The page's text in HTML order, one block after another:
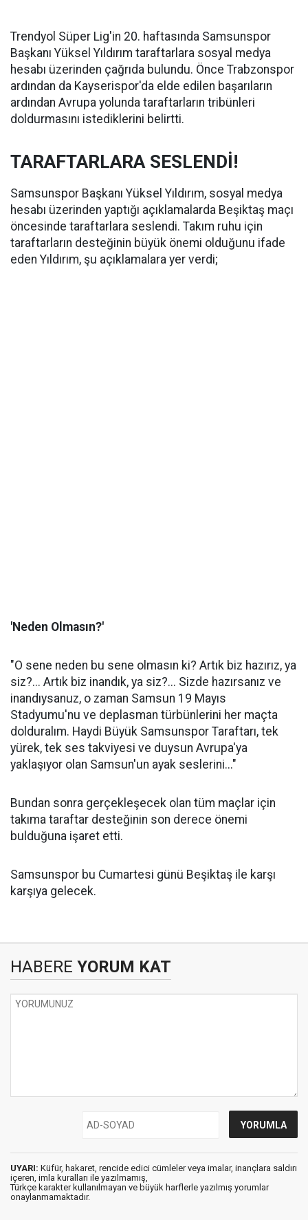
Trendyol Süper Lig'in 20. haftasında Samsunspor
Başkanı Yüksel Yıldırım taraftarlara sosyal medya
hesabı üzerinden çağrıda bulundu. Önce Trabzonspor
ardından da Kayserispor'da elde edilen başarıların
ardından Avrupa yolunda taraftarların tribünleri
doldurmasını istediklerini belirtti.
TARAFTARLARA SESLENDİ!
Samsunspor Başkanı Yüksel Yıldırım, sosyal medya
hesabı üzerinden yaptığı açıklamalarda Beşiktaş maçı
öncesinde taraftarlara seslendi. Takım ruhu için
taraftarların desteğinin büyük önemi olduğunu ifade
eden Yıldırım, şu açıklamalara yer verdi;
'Neden Olmasın?'
"O sene neden bu sene olmasın ki? Artık biz hazırız, ya
siz?... Artık biz inandık, ya siz?... Sizde hazırsanız ve
inandıysanuz, o zaman Samsun 19 Mayıs
Stadyumu'nu ve deplasman türbünlerini her maçta
dolduralım. Haydi Büyük Samsunspor Taraftarı, tek
yürek, tek ses takviyesi ve duysun Avrupa'ya
yaklaşıyor olan Samsun'un ayak seslerini..."
Bundan sonra gerçekleşecek olan tüm maçlar için
takıma taraftar desteğinin son derece önemi
bulduğuna işaret etti.
Samsunspor bu Cumartesi günü Beşiktaş ile karşı
karşıya gelecek.
HABERE YORUM KAT
UYARI: Küfür, hakaret, rencide edici cümleler veya imalar, inançlara saldırı
içeren, imla kuralları ile yazılmamış,
Türkçe karakter kullanılmayan ve büyük harflerle yazılmış yorumlar
onaylanmamaktadır.